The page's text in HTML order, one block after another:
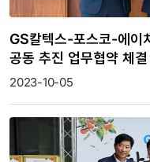
GS칼텍스-포스코-에이
공동 추진 업무협약 체결
2023-10-05